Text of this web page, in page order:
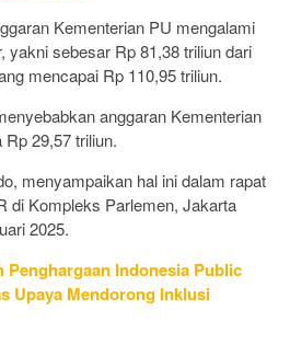
Kementerian PU mengalami
yakni sebesar Rp 81,38 triliun dari
mencapai Rp 110,95 triliun.
anggaran Kementerian
29,57 triliun.
menyampaikan hal ini dalam rapat
di Kompleks Parlemen, Jakarta
2025.
Penghargaan Indonesia Public
Upaya Mendorong Inklusi